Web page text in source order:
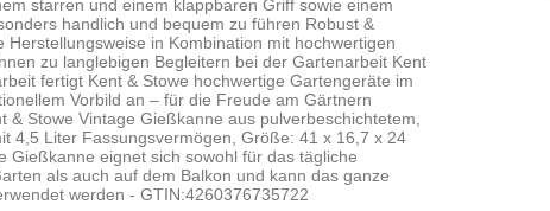
starren und einem klappbaren Griff sowie einem
handlich und bequem zu führen Robust &
Herstellungsweise in Kombination mit hochwertigen
zu langlebigen Begleitern bei der Gartenarbeit Kent
fertigt Kent & Stowe hochwertige Gartengeräte im
Vorbild an – für die Freude am Gärtnern
& Stowe Vintage Gießkanne aus pulverbeschichtetem,
4,5 Liter Fassungsvermögen, Größe: 41 x 16,7 x 24
Gießkanne eignet sich sowohl für das tägliche
als auch auf dem Balkon und kann das ganze
werden - GTIN:4260376735722